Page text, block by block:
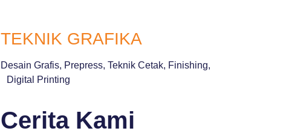
TEKNIK GRAFIKA
Desain Grafis, Prepress, Teknik Cetak, Finishing,
Digital Printing
Cerita Kami